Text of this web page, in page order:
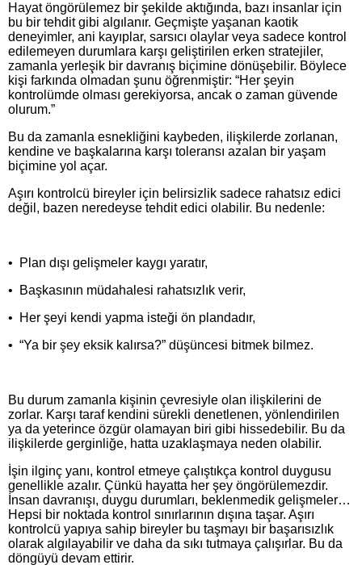
Hayat öngörülemez bir şekilde aktığında, bazı insanlar için
bu bir tehdit gibi algılanır. Geçmişte yaşanan kaotik
deneyimler, ani kayıplar, sarsıcı olaylar veya sadece kontrol
edilemeyen durumlara karşı geliştirilen erken stratejiler,
zamanla yerleşik bir davranış biçimine dönüşebilir. Böylece
kişi farkında olmadan şunu öğrenmiştir: “Her şeyin
kontrolümde olması gerekiyorsa, ancak o zaman güvende
olurum.”
Bu da zamanla esnekliğini kaybeden, ilişkilerde zorlanan,
kendine ve başkalarına karşı toleransı azalan bir yaşam
biçimine yol açar.
Aşırı kontrolcü bireyler için belirsizlik sadece rahatsız edici
değil, bazen neredeyse tehdit edici olabilir. Bu nedenle:
• Plan dışı gelişmeler kaygı yaratır,
• Başkasının müdahalesi rahatsızlık verir,
• Her şeyi kendi yapma isteği ön plandadır,
• “Ya bir şey eksik kalırsa?” düşüncesi bitmek bilmez.
Bu durum zamanla kişinin çevresiyle olan ilişkilerini de
zorlar. Karşı taraf kendini sürekli denetlenen, yönlendirilen
ya da yeterince özgür olamayan biri gibi hissedebilir. Bu da
ilişkilerde gerginliğe, hatta uzaklaşmaya neden olabilir.
İşin ilginç yanı, kontrol etmeye çalıştıkça kontrol duygusu
genellikle azalır. Çünkü hayatta her şey öngörülemezdir.
İnsan davranışı, duygu durumları, beklenmedik gelişmeler…
Hepsi bir noktada kontrol sınırlarının dışına taşar. Aşırı
kontrolcü yapıya sahip bireyler bu taşmayı bir başarısızlık
olarak algılayabilir ve daha da sıkı tutmaya çalışırlar. Bu da
döngüyü devam ettirir.